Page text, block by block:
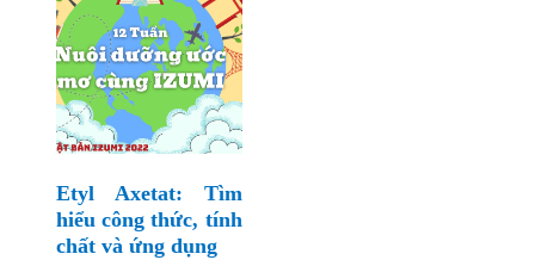
Etyl Axetat: Tìm
hiểu công thức, tính
chất và ứng dụng